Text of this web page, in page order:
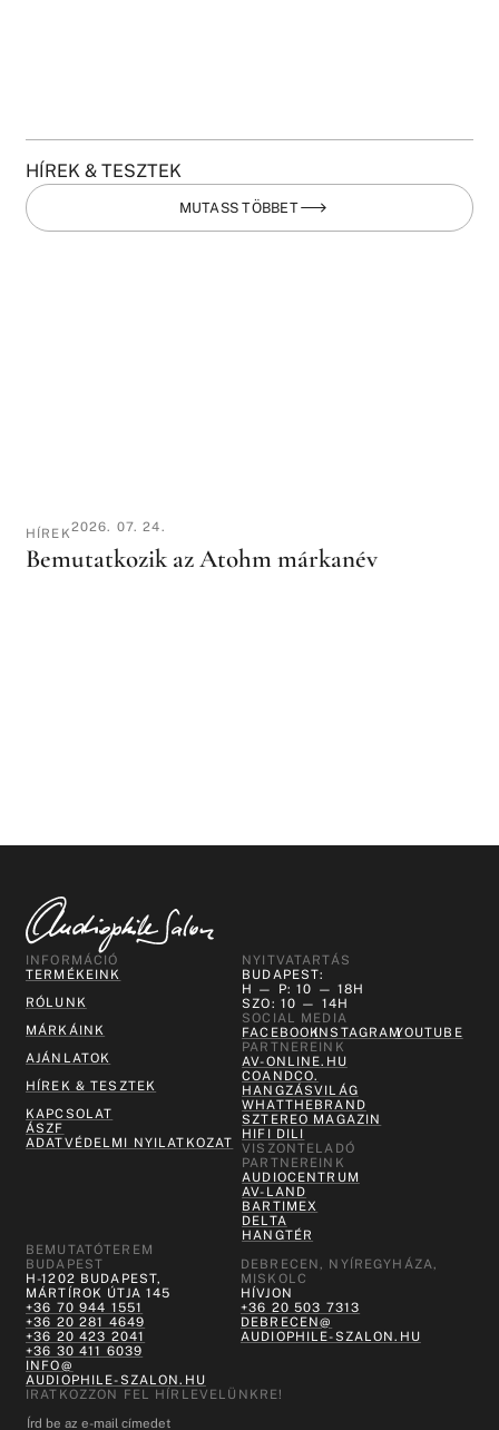
HÍREK & TESZTEK
MUTASS TÖBBET
HÍREK2026. 07. 24.
Bemutatkozik az Atohm márkanév
INFORMÁCIÓ
TERMÉKEINK
RÓLUNK
MÁRKÁINK
AJÁNLATOK
HÍREK & TESZTEK
KAPCSOLAT
ÁSZF
ADATVÉDELMI NYILATKOZAT
NYITVATARTÁS
BUDAPEST:
H — P: 10 — 18H
SZO: 10 — 14H
SOCIAL MEDIA
FACEBOOKINSTAGRAMYOUTUBE
PARTNEREINK
AV-ONLINE.HU
COANDCO.
HANGZÁSVILÁG
WHATTHEBRAND
SZTEREO MAGAZIN
HIFI DILI
VISZONTELADÓ
PARTNEREINK
AUDIOCENTRUM
AV-LAND
BARTIMEX
DELTA
HANGTÉR
BEMUTATÓTEREM
BUDAPEST
H-1202 BUDAPEST,
MÁRTÍROK ÚTJA 145
+36 70 944 1551
+36 20 281 4649
+36 20 423 2041
+36 30 411 6039
INFO@
AUDIOPHILE-SZALON.HU
DEBRECEN, NYÍREGYHÁZA,
MISKOLC
HÍVJON
+36 20 503 7313
DEBRECEN@
AUDIOPHILE-SZALON.HU
IRATKOZZON FEL HÍRLEVELÜNKRE!